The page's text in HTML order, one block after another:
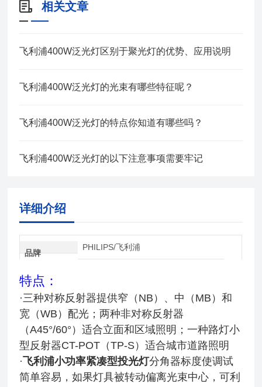
相关文章
飞利浦400W泛光灯区别于聚光灯的优势、应用说明
飞利浦400W泛光灯的光束有哪些特征呢？
飞利浦400W泛光灯的特点你知道有哪些吗？
飞利浦400W泛光灯的以下注意事项需要牢记
详细介绍
品牌
PHILIPS/飞利浦
特点：
·三种对称反射器提供窄（NB）、中（MB）和
宽（WB）配光；两种非对称反射器
（A45°/60°）适合立面和区域照明；一种路灯小
型反射器CT-POT（TP-S）适合城市道路照明
·飞利浦小功率紧凑型投光灯分角器标度使调试
简单容易，如果灯具被转动偏离光束中心，可利